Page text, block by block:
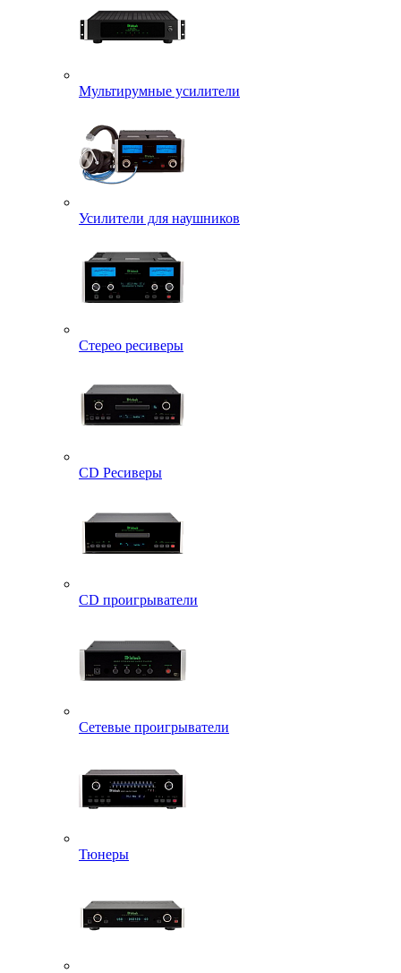
Мультирумные усилители
Усилители для наушников
Стерео ресиверы
CD Ресиверы
CD проигрыватели
Сетевые проигрыватели
Тюнеры